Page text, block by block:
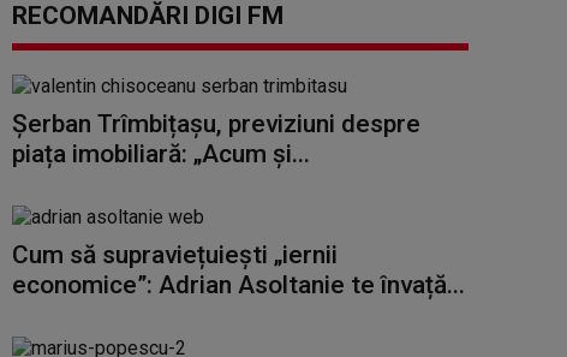
RECOMANDĂRI DIGI FM
Șerban Trîmbițașu, previziuni despre
piața imobiliară: „Acum și...
Cum să supraviețuiești „iernii
economice”: Adrian Asoltanie te învață...